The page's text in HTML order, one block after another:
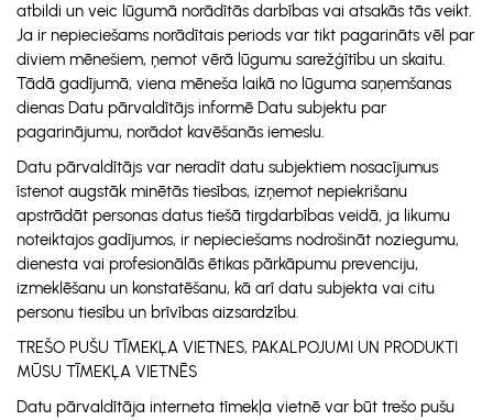
atbildi un veic lūgumā norādītās darbības vai atsakās tās veikt.
Ja ir nepieciešams norādītais periods var tikt pagarināts vēl par
diviem mēnešiem, ņemot vērā lūgumu sarežģītību un skaitu.
Tādā gadījumā, viena mēneša laikā no lūguma saņemšanas
dienas Datu pārvaldītājs informē Datu subjektu par
pagarinājumu, norādot kavēšanās iemeslu.
Datu pārvaldītājs var neradīt datu subjektiem nosacījumus
īstenot augstāk minētās tiesības, izņemot nepiekrišanu
apstrādāt personas datus tiešā tirgdarbības veidā, ja likumu
noteiktajos gadījumos, ir nepieciešams nodrošināt noziegumu,
dienesta vai profesionālās ētikas pārkāpumu prevenciju,
izmeklēšanu un konstatēšanu, kā arī datu subjekta vai citu
personu tiesību un brīvības aizsardzību.
TREŠO PUŠU TĪMEKĻA VIETNES, PAKALPOJUMI UN PRODUKTI
MŪSU TĪMEKĻA VIETNĒS
Datu pārvaldītāja interneta tīmekļa vietnē var būt trešo pušu